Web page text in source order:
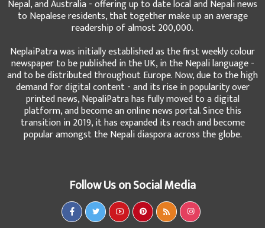
Nepal, and Australia - offering up to date local and Nepali news
to Nepalese residents, that together make up an average
readership of almost 200,000.
NeplaiPatra was initially established as the first weekly colour
newspaper to be published in the UK, in the Nepali language -
and to be distributed throughout Europe. Now, due to the high
demand for digital content - and its rise in popularity over
printed news, NepaliPatra has fully moved to a digital
platform, and become an online news portal. Since this
transition in 2019, it has expanded its reach and become
popular amongst the Nepali diaspora across the globe.
Follow Us on Social Media